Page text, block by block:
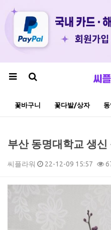
꽃바구니 꽃다발/상자
부산 동명대학교 생신
씨플라워 22-12-09 15:57